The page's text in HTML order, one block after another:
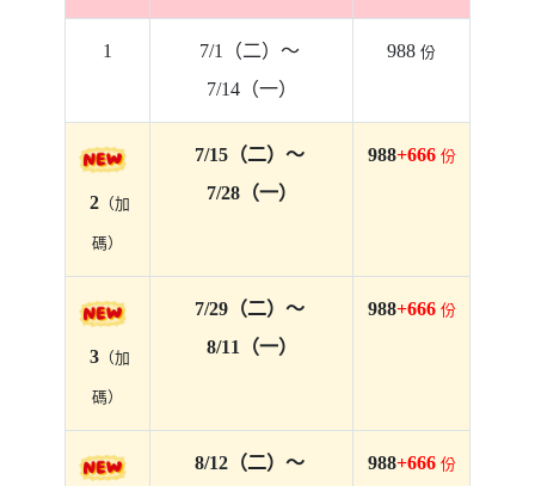
1
7/1（二）～
7/14（一）
988 份
2 （加
碼）
7/15（二）～
7/28（一）
988+666 份
3 （加
碼）
7/29（二）～
8/11（一）
988+666 份
8/12（二）～
988+666 份